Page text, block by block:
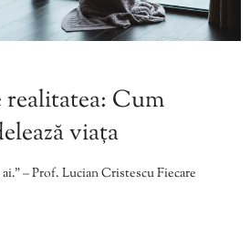
realitatea: Cum
viața
– Prof. Lucian Cristescu Fiecare